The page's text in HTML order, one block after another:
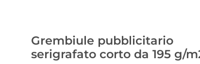
Grembiule pubblicitario
serigrafato corto da 195 g/